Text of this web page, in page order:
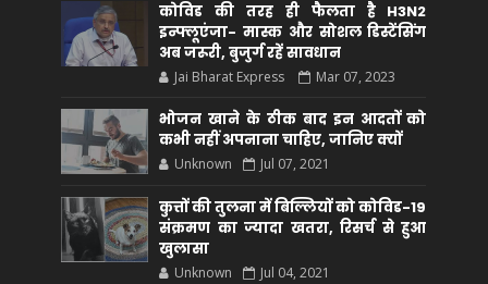
कोविड की तरह ही फैलता है H3N2
इन्फ्लूएंजा- मास्क और सोशल डिस्टेंसिंग
अब जरूरी, बुजुर्ग रहें सावधान
Jai Bharat Express Mar 07, 2023
भोजन खाने के ठीक बाद इन आदतों को
कभी नहीं अपनाना चाहिए, जानिए क्यों
Unknown Jul 07, 2021
कुत्तों की तुलना में बिल्लियों को कोविड-19
संक्रमण का ज्यादा खतरा, रिसर्च से हुआ
खुलासा
Unknown Jul 04, 2021